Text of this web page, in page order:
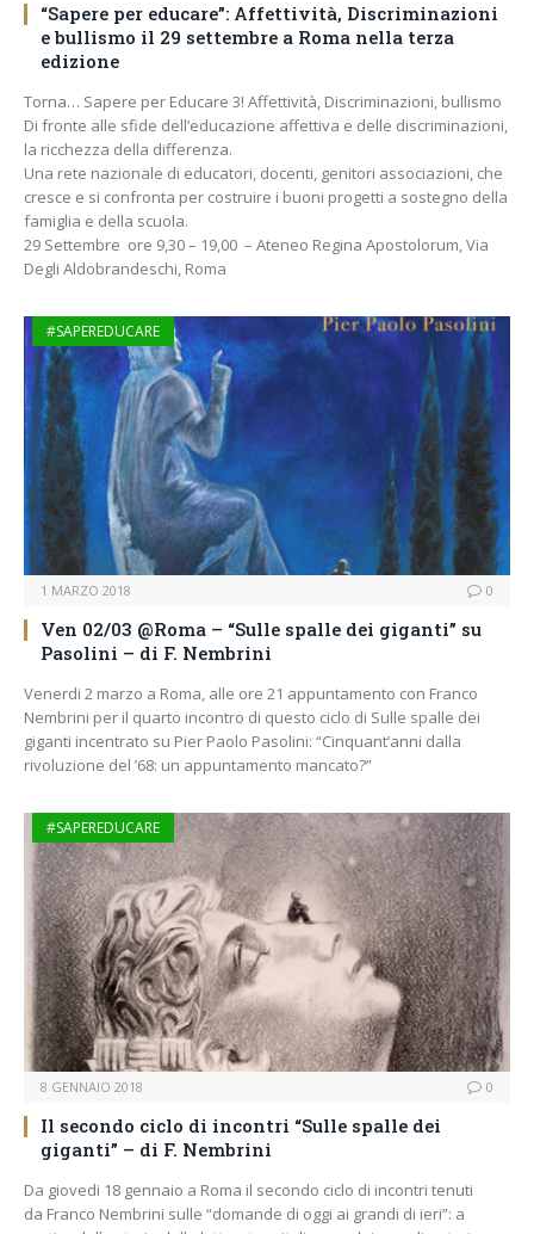
“Sapere per educare”: Affettività, Discriminazioni
e bullismo il 29 settembre a Roma nella terza
edizione
Torna… Sapere per Educare 3! Affettività, Discriminazioni, bullismo
Di fronte alle sfide dell’educazione affettiva e delle discriminazioni,
la ricchezza della differenza.
Una rete nazionale di educatori, docenti, genitori associazioni, che
cresce e si confronta per costruire i buoni progetti a sostegno della
famiglia e della scuola.
29 Settembre ore 9,30 – 19,00 – Ateneo Regina Apostolorum, Via
Degli Aldobrandeschi, Roma
#SAPEREDUCARE
1 MARZO 2018 0
Ven 02/03 @Roma – “Sulle spalle dei giganti” su
Pasolini – di F. Nembrini
Venerdi 2 marzo a Roma, alle ore 21 appuntamento con Franco
Nembrini per il quarto incontro di questo ciclo di Sulle spalle dei
giganti incentrato su Pier Paolo Pasolini: “Cinquant’anni dalla
rivoluzione del ’68: un appuntamento mancato?”
#SAPEREDUCARE
8 GENNAIO 2018 0
Il secondo ciclo di incontri “Sulle spalle dei
giganti” – di F. Nembrini
Da giovedi 18 gennaio a Roma il secondo ciclo di incontri tenuti
da Franco Nembrini sulle “domande di oggi ai grandi di ieri”: a